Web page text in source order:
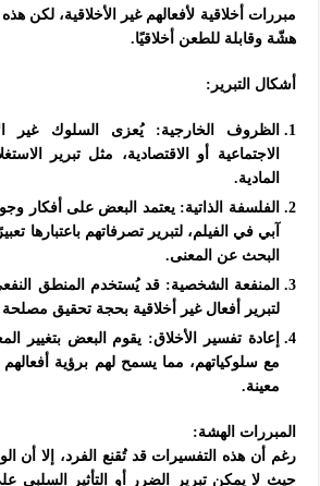
مبررات أخلاقية لأفعالهم غير الأخلاقية، لكن
هشّة وقابلة للطعن أخلاقيًا.
أشكال التبرير:
الظروف الخارجية: يُعزى السلوك غير
الاجتماعية أو الاقتصادية، مثل تبرير
المادية.
الفلسفة الذاتية: يعتمد البعض على أفكار
آبي في الفيلم، لتبرير تصرفاتهم باعتبارها
البحث عن المعنى.
المنفعة الشخصية: قد يُستخدم المنطق
لتبرير أفعال غير أخلاقية بحجة تحقيق
إعادة تفسير الأخلاق: يقوم البعض بتغيير
مع سلوكياتهم، مما يسمح لهم برؤية
معينة.
المبررات الهشة:
رغم أن هذه التفسيرات قد تُقنع الفرد، إلا أن
حيث لا يمكن تبرير الضرر أو التأثير السلبي